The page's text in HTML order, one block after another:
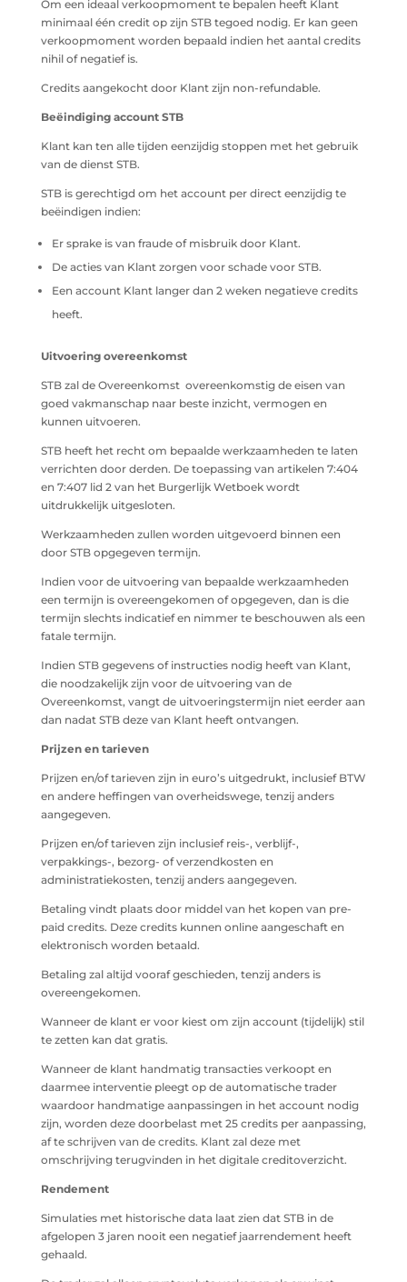
Om een ideaal verkoopmoment te bepalen heeft Klant
minimaal één credit op zijn STB tegoed nodig. Er kan geen
verkoopmoment worden bepaald indien het aantal credits
nihil of negatief is.
Credits aangekocht door Klant zijn non-refundable.
Beëindiging account STB
Klant kan ten alle tijden eenzijdig stoppen met het gebruik
van de dienst STB.
STB is gerechtigd om het account per direct eenzijdig te
beëindigen indien:
Er sprake is van fraude of misbruik door Klant.
De acties van Klant zorgen voor schade voor STB.
Een account Klant langer dan 2 weken negatieve credits
heeft.
Uitvoering overeenkomst
STB zal de Overeenkomst overeenkomstig de eisen van
goed vakmanschap naar beste inzicht, vermogen en
kunnen uitvoeren.
STB heeft het recht om bepaalde werkzaamheden te laten
verrichten door derden. De toepassing van artikelen 7:404
en 7:407 lid 2 van het Burgerlijk Wetboek wordt
uitdrukkelijk uitgesloten.
Werkzaamheden zullen worden uitgevoerd binnen een
door STB opgegeven termijn.
Indien voor de uitvoering van bepaalde werkzaamheden
een termijn is overeengekomen of opgegeven, dan is die
termijn slechts indicatief en nimmer te beschouwen als een
fatale termijn.
Indien STB gegevens of instructies nodig heeft van Klant,
die noodzakelijk zijn voor de uitvoering van de
Overeenkomst, vangt de uitvoeringstermijn niet eerder aan
dan nadat STB deze van Klant heeft ontvangen.
Prijzen en tarieven
Prijzen en/of tarieven zijn in euro’s uitgedrukt, inclusief BTW
en andere heffingen van overheidswege, tenzij anders
aangegeven.
Prijzen en/of tarieven zijn inclusief reis-, verblijf-,
verpakkings-, bezorg- of verzendkosten en
administratiekosten, tenzij anders aangegeven.
Betaling vindt plaats door middel van het kopen van pre-
paid credits. Deze credits kunnen online aangeschaft en
elektronisch worden betaald.
Betaling zal altijd vooraf geschieden, tenzij anders is
overeengekomen.
Wanneer de klant er voor kiest om zijn account (tijdelijk) stil
te zetten kan dat gratis.
Wanneer de klant handmatig transacties verkoopt en
daarmee interventie pleegt op de automatische trader
waardoor handmatige aanpassingen in het account nodig
zijn, worden deze doorbelast met 25 credits per aanpassing,
af te schrijven van de credits. Klant zal deze met
omschrijving terugvinden in het digitale creditoverzicht.
Rendement
Simulaties met historische data laat zien dat STB in de
afgelopen 3 jaren nooit een negatief jaarrendement heeft
gehaald.